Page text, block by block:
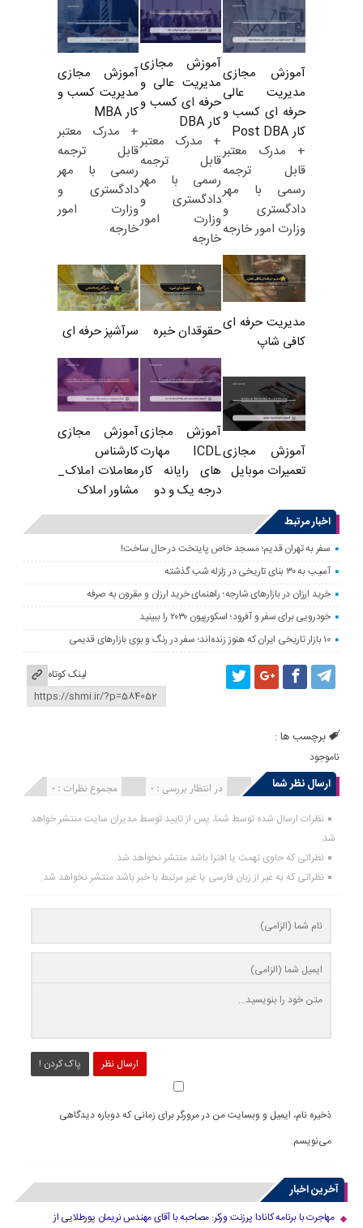
آموزش مجازی
مدیریت عالی
حرفه ای کسب و
کار Post DBA
+ مدرک معتبر
قابل ترجمه
رسمی با مهر
دادگستری و
وزارت امور خارجه
آموزش مجازی
مدیریت عالی و
حرفه ای کسب و
کار DBA
+ مدرک معتبر
قابل ترجمه
رسمی با مهر
دادگستری و
وزارت امور
خارجه
آموزش مجازی
مدیریت کسب و
کار MBA
+ مدرک معتبر
قابل ترجمه
رسمی با مهر
دادگستری و
وزارت امور
خارجه
مدیریت حرفه ای
کافی شاپ
حقوقدان خبره سرآشپز حرفه ای
آموزش مجازی
تعمیرات موبایل
آموزش مجازی
ICDL مهارت
های رایانه کار
درجه یک و دو
آموزش مجازی
کارشناس
معاملات املاک_
مشاور املاک
اخبار مرتبط
سفر به تهران قدیم؛ مسجد خاص پایتخت در حال ساخت!
آسیب به ۳۰ بنای تاریخی در زلزله شب گذشته
خرید ارزان در بازارهای شارجه؛ راهنمای خرید ارزان و مقرون به صرفه
خودرویی برای سفر و آفرود؛ اسکورپیون ۲۰۳۰ را ببینید
۱۰ بازار تاریخی ایران که هنوز زنده‌اند؛ سفر در رنگ و بوی بازارهای قدیمی
لینک کوتاه
برچسب ها :
ناموجود
ارسال نظر شما مجموع نظرات : 0 در انتظار بررسی : 0 انتشار یافته : 0
نظرات ارسال شده توسط شما، پس از تایید توسط مدیران سایت منتشر خواهد
شد.
نظراتی که حاوی تهمت یا افترا باشد منتشر نخواهد شد.
نظراتی که به غیر از زبان فارسی یا غیر مرتبط با خبر باشد منتشر نخواهد شد.
ارسال نظر پاک کردن !
ذخیره نام، ایمیل و وبسایت من در مرورگر برای زمانی که دوباره دیدگاهی
می‌نویسم.
آخرین اخبار
مهاجرت با برنامه کانادا پرزنت ورکر: مصاحبه با آقای مهندس نریمان پورطلایی از